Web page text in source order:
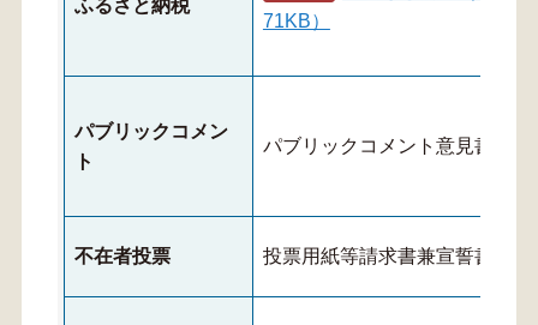
ふるさと納税
71KB）
パブリックコメン
ト
パブリックコメント意見書
不在者投票 投票用紙等請求書兼宣誓書